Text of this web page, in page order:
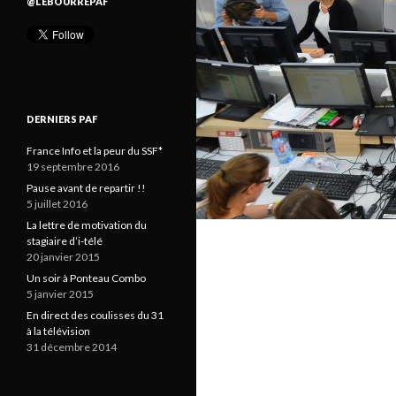
DERNIERS PAF
France Info et la peur du SSF*
19 septembre 2016
Pause avant de repartir !!
5 juillet 2016
La lettre de motivation du
stagiaire d’i-télé
20 janvier 2015
Un soir à Ponteau Combo
5 janvier 2015
En direct des coulisses du 31
à la télévision
31 décembre 2014